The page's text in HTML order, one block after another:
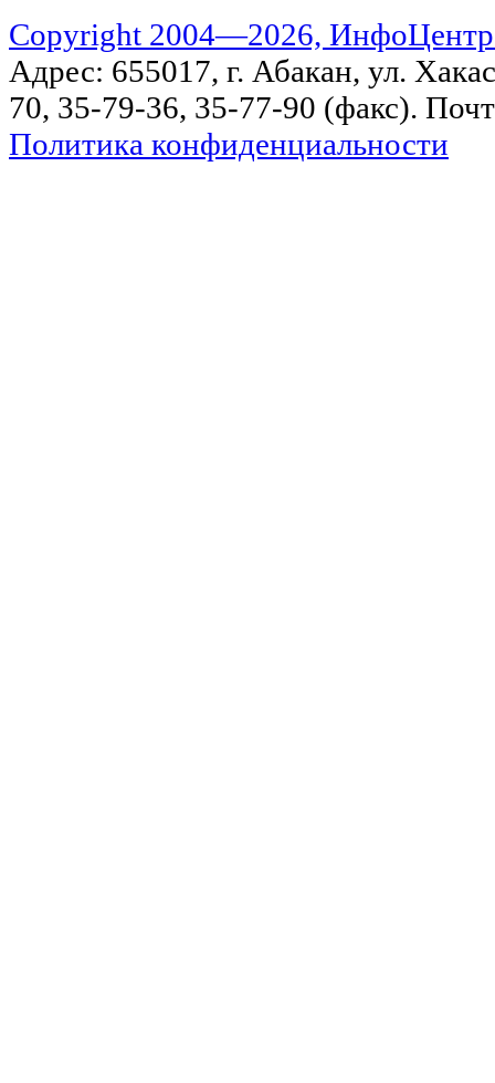
Copyright 2004—2026,
Адрес: 655017, г. Абакан, ул.
70, 35-79-36, 35-77-90 (факс).
Политика конфиденциальности